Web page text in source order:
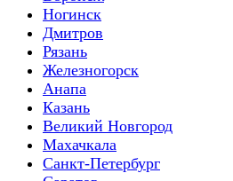
Ногинск
Дмитров
Рязань
Железногорск
Анапа
Казань
Великий Новгород
Махачкала
Санкт-Петербург